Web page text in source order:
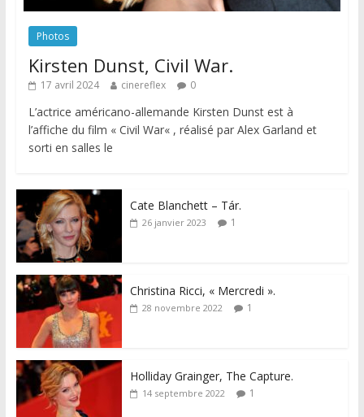
Photos
Kirsten Dunst, Civil War.
17 avril 2024 cinereflex 0
L’actrice américano-allemande Kirsten Dunst est à
l’affiche du film « Civil War« , réalisé par Alex Garland et
sorti en salles le
Cate Blanchett – Tár.
26 janvier 2023 1
Christina Ricci, « Mercredi ».
28 novembre 2022 1
Holliday Grainger, The Capture.
14 septembre 2022 1